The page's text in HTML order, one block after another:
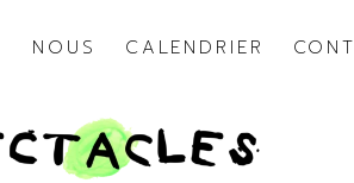
NOUS CALENDRIER